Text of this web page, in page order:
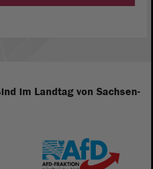
im Landtag von Sachsen-